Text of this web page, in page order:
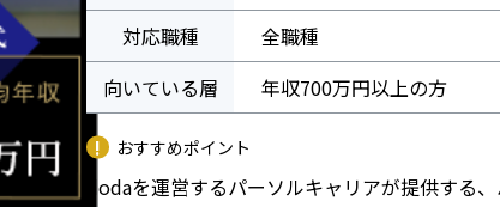
対応職種
全職種
向いている層
年収700万円以上の方
おすすめポイント
dodaを運営するパーソルキャリアが提供する